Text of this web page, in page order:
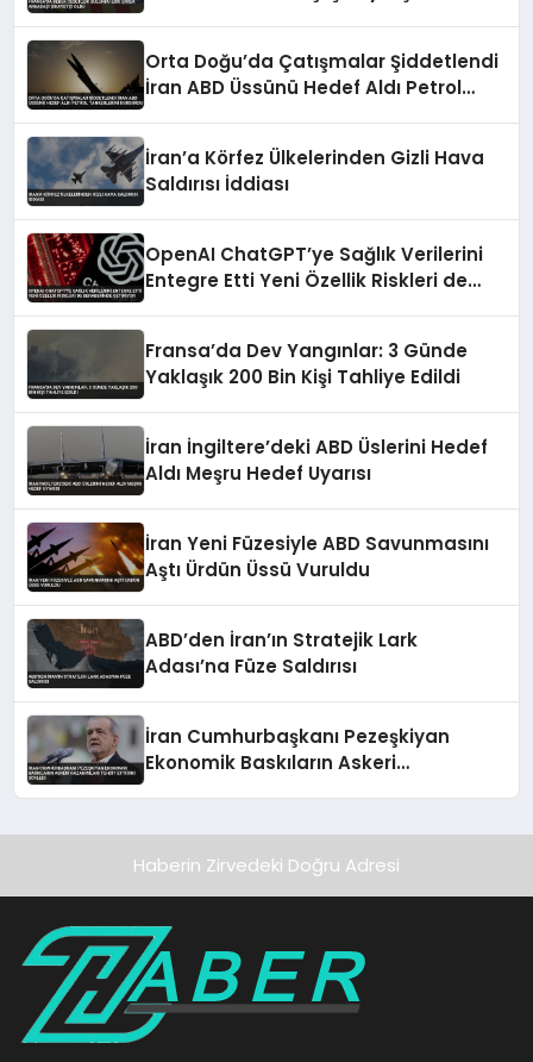
Orta Doğu’da Çatışmalar Şiddetlendi
İran ABD Üssünü Hedef Aldı Petrol
İran’a Körfez Ülkelerinden Gizli Hava
Saldırısı İddiası
OpenAI ChatGPT’ye Sağlık Verilerini
Entegre Etti Yeni Özellik Riskleri de
Fransa’da Dev Yangınlar: 3 Günde
Yaklaşık 200 Bin Kişi Tahliye Edildi
İran İngiltere’deki ABD Üslerini Hedef
Aldı Meşru Hedef Uyarısı
İran Yeni Füzesiyle ABD Savunmasını
Aştı Ürdün Üssü Vuruldu
ABD’den İran’ın Stratejik Lark
Adası’na Füze Saldırısı
İran Cumhurbaşkanı Pezeşkiyan
Ekonomik Baskıların Askeri
Haberin Zirvedeki Doğru Adresi